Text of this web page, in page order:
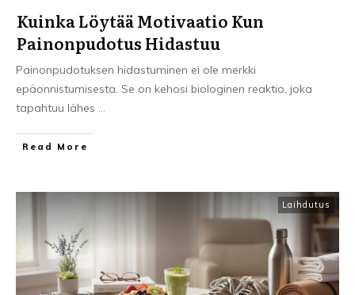
Kuinka Löytää Motivaatio Kun
Painonpudotus Hidastuu
Painonpudotuksen hidastuminen ei ole merkki
epäonnistumisesta. Se on kehosi biologinen reaktio, joka
tapahtuu lähes ...
Read More
Laihdutus